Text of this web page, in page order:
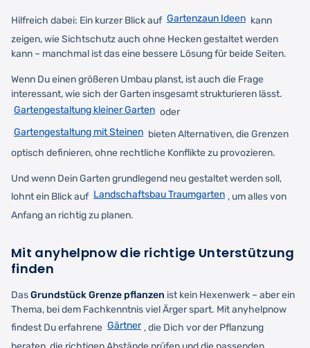
Hilfreich dabei: Ein kurzer Blick auf Gartenzaun Ideen kann
zeigen, wie Sichtschutz auch ohne Hecken gestaltet werden
kann – manchmal ist das eine bessere Lösung für beide Seiten.
Wenn Du einen größeren Umbau planst, ist auch die Frage
interessant, wie sich der Garten insgesamt strukturieren lässt.
Gartengestaltung kleiner Garten oder
Gartengestaltung mit Steinen bieten Alternativen, die Grenzen
optisch definieren, ohne rechtliche Konflikte zu provozieren.
Und wenn Dein Garten grundlegend neu gestaltet werden soll,
lohnt ein Blick auf Landschaftsbau Traumgarten , um alles von
Anfang an richtig zu planen.
Mit anyhelpnow die richtige Unterstützung
finden
DasGrundstück Grenze pflanzen ist kein Hexenwerk – aber ein
Thema, bei dem Fachkenntnis viel Ärger spart. Mit anyhelpnow
findest Du erfahrene Gärtner , die Dich vor der Pflanzung